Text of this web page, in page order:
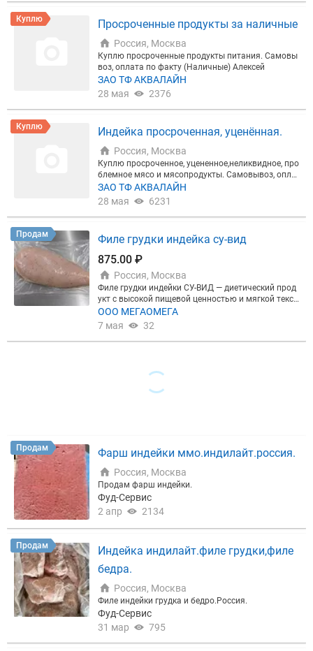
Куплю Просроченные продукты за наличные
Россия, Москва
Куплю просроченные продукты питания. Самовы
воз, оплата по факту (Наличные) Алексей
ЗАО ТФ АКВАЛАЙН
28 мая
2376
Куплю Индейка просроченная, уценённая.
Россия, Москва
Куплю просроченное, уцененное,неликвидное, про
блемное мясо и мясопродукты. Самовывоз, опла
та по факту (Нал). Предложения отправляйте на
Ватсап
ЗАО ТФ АКВАЛАЙН
28 мая
6231
Продам
Филе грудки индейка су-вид
875.00 ₽
Россия, Москва
Филе грудки индейки СУ-ВИД — диетический прод
укт с высокой пищевой ценностью и мягкой текст
урой. Подходит для здорового питания, ресторан
ов и производств готовых блюд. Удобен в исполь
— 20 суток / замороженная — 90 суток Упаковка:
нтов: ВСД, термочеки. Возможна доставка или са
ООО МЕГАОМЕГА
7 мая
32
Продам Фарш индейки ммо.индилайт.россия.
Россия, Москва
Продам фарш индейки.
Фуд-Сервис
2 апр
2134
Продам
Индейка индилайт.филе грудки,филе
бедра.
Россия, Москва
Филе индейки грудка и бедро.Россия.
Фуд-Сервис
31 мар
795